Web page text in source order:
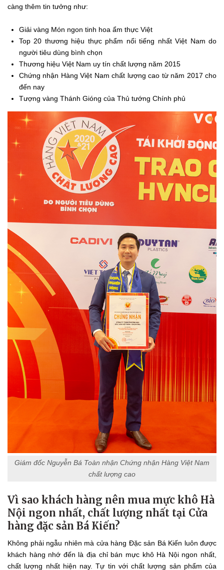
càng thêm tin tưởng như:
Giải vàng Món ngon tinh hoa ẩm thực Việt
Top 20 thương hiệu thực phẩm nổi tiếng nhất Việt Nam do
người tiêu dùng bình chọn
Thương hiệu Việt Nam uy tín chất lượng năm 2015
Chứng nhận Hàng Việt Nam chất lượng cao từ năm 2017 cho
đến nay
Tượng vàng Thánh Gióng của Thủ tướng Chính phủ
Giám đốc Nguyễn Bá Toàn nhận Chứng nhận Hàng Việt Nam
chất lượng cao
Vì sao khách hàng nên mua mực khô Hà
Nội ngon nhất, chất lượng nhất tại Cửa
hàng đặc sản Bá Kiến?
Không phải ngẫu nhiên mà cửa hàng Đặc sản Bá Kiến luôn được
khách hàng nhớ đến là địa chỉ bán mực khô Hà Nội ngon nhất,
chất lượng nhất hiện nay. Tự tin với chất lượng sản phẩm của